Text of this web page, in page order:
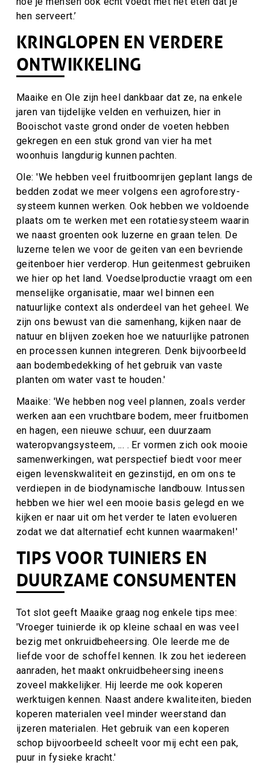
hen serveert.’
KRINGLOPEN EN VERDERE
ONTWIKKELING
Maaike en Ole zijn heel dankbaar dat ze, na enkele
jaren van tijdelijke velden en verhuizen, hier in
Booischot vaste grond onder de voeten hebben
gekregen en een stuk grond van vier ha met
woonhuis langdurig kunnen pachten.
Ole: 'We hebben veel fruitboomrijen geplant langs de
bedden zodat we meer volgens een agroforestry-
systeem kunnen werken. Ook hebben we voldoende
plaats om te werken met een rotatiesysteem waarin
we naast groenten ook luzerne en graan telen. De
luzerne telen we voor de geiten van een bevriende
geitenboer hier verderop. Hun geitenmest gebruiken
we hier op het land. Voedselproductie vraagt om een
menselijke organisatie, maar wel binnen een
natuurlijke context als onderdeel van het geheel. We
zijn ons bewust van die samenhang, kijken naar de
natuur en blijven zoeken hoe we natuurlijke patronen
en processen kunnen integreren. Denk bijvoorbeeld
aan bodembedekking of het gebruik van vaste
planten om water vast te houden.'
Maaike: 'We hebben nog veel plannen, zoals verder
werken aan een vruchtbare bodem, meer fruitbomen
en hagen, een nieuwe schuur, een duurzaam
wateropvangsysteem, ... . Er vormen zich ook mooie
samenwerkingen, wat perspectief biedt voor meer
eigen levenskwaliteit en gezinstijd, en om ons te
verdiepen in de biodynamische landbouw. Intussen
hebben we hier wel een mooie basis gelegd en we
kijken er naar uit om het verder te laten evolueren
zodat we dat alternatief echt kunnen waarmaken!'
TIPS VOOR TUINIERS EN
DUURZAME CONSUMENTEN
Tot slot geeft Maaike graag nog enkele tips mee:
'Vroeger tuinierde ik op kleine schaal en was veel
bezig met onkruidbeheersing. Ole leerde me de
liefde voor de schoffel kennen. Ik zou het iedereen
aanraden, het maakt onkruidbeheersing ineens
zoveel makkelijker. Hij leerde me ook koperen
werktuigen kennen. Naast andere kwaliteiten, bieden
koperen materialen veel minder weerstand dan
ijzeren materialen. Het gebruik van een koperen
schop bijvoorbeeld scheelt voor mij echt een pak,
puur in fysieke kracht.'